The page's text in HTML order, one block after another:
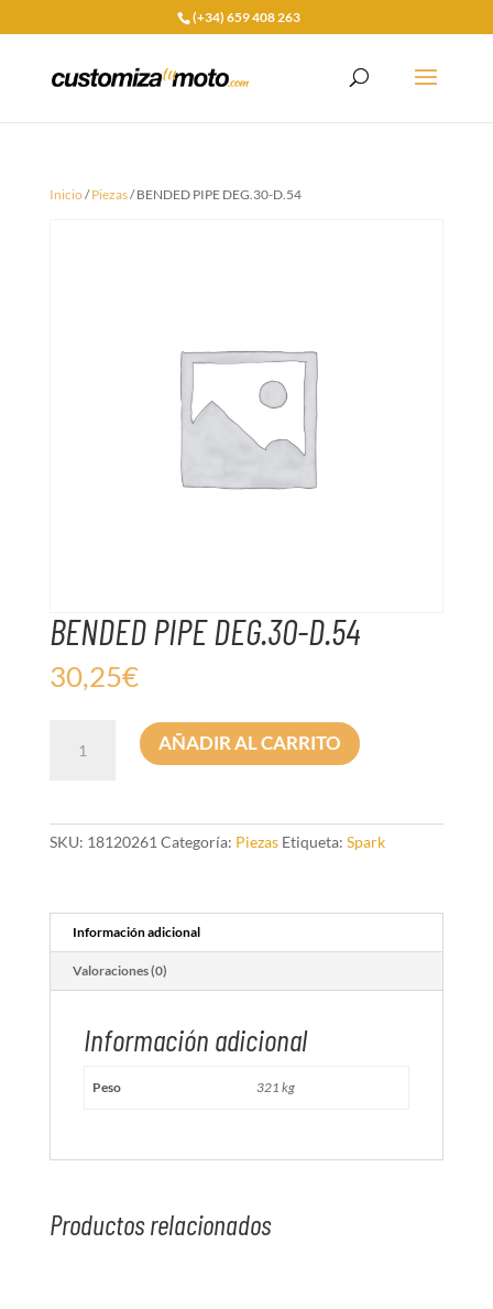
(+34) 659 408 263
Inicio/Piezas/ BENDED PIPE DEG.30-D.54
BENDED PIPE DEG.30-D.54
30,25€
AÑADIR AL CARRITO
SKU: 18120261 Categoría: Piezas Etiqueta: Spark
Información adicional
Valoraciones (0)
Información adicional
Peso 321 kg
Productos relacionados